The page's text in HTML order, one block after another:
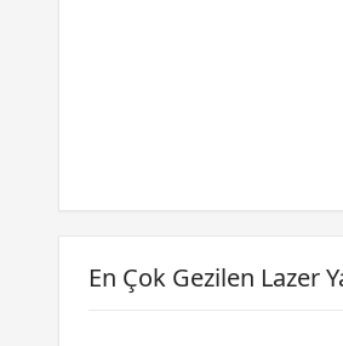
En Çok Gezilen Lazer